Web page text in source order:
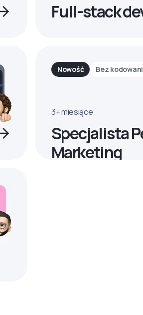
Full-stack
Nowość Bez
3+ miesiące
Specjalista
Marketing